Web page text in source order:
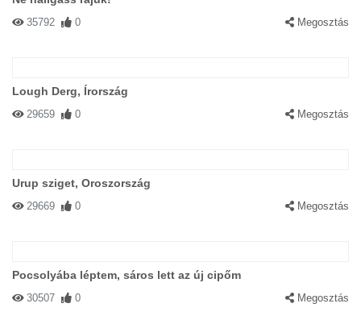
35792 0 Megosztás
Lough Derg, Írország
29659 0 Megosztás
Urup sziget, Oroszország
29669 0 Megosztás
Pocsolyába léptem, sáros lett az új cipőm
30507 0 Megosztás